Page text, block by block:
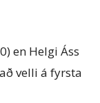
en Helgi Áss
velli á fyrsta